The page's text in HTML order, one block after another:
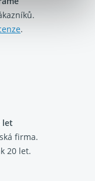
.
let
firma.
20 let.